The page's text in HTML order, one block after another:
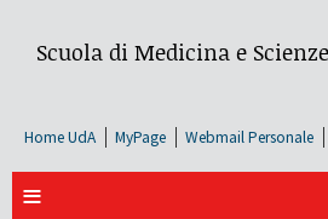
Scuola di Medicina e
Home UdA MyPage Webmail Personale
≡